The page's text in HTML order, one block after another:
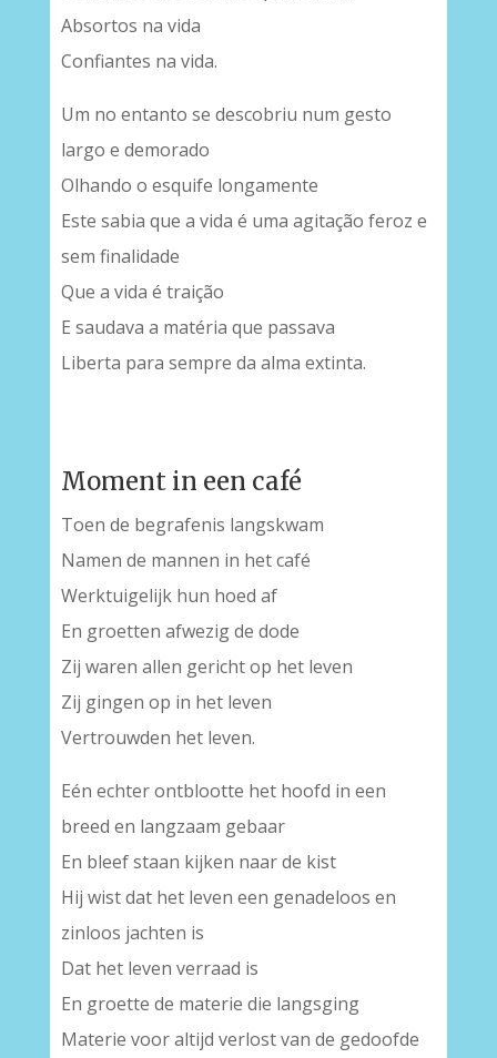
Absortos na vida
Confiantes na vida.
Um no entanto se descobriu num gesto
largo e demorado
Olhando o esquife longamente
Este sabia que a vida é uma agitação feroz e
sem finalidade
Que a vida é traição
E saudava a matéria que passava
Liberta para sempre da alma extinta.
Moment in een café
Toen de begrafenis langskwam
Namen de mannen in het café
Werktuigelijk hun hoed af
En groetten afwezig de dode
Zij waren allen gericht op het leven
Zij gingen op in het leven
Vertrouwden het leven.
Eén echter ontblootte het hoofd in een
breed en langzaam gebaar
En bleef staan kijken naar de kist
Hij wist dat het leven een genadeloos en
zinloos jachten is
Dat het leven verraad is
En groette de materie die langsging
Materie voor altijd verlost van de gedoofde